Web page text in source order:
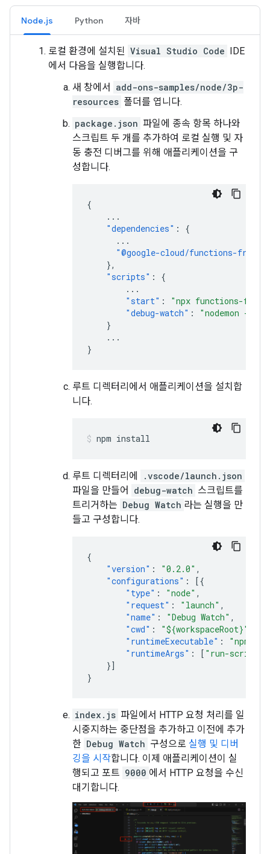
Node.js Python 자바
로컬 환경에 설치된 Visual Studio Code IDE
에서 다음을 실행합니다.
새 창에서
add-ons-samples/node/3p-
resources 폴더를 엽니다.
package.json 파일에 종속 항목 하나와
스크립트 두 개를 추가하여 로컬 실행 및 자
동 충전 디버그를 위해 애플리케이션을 구
성합니다.
{
...
"dependencies" :
{
...
"@google-cloud/functions-
},
"scripts" :
{
...
"start" :
"npx functions-
"debug-watch" :
"nodemon --
}
...
}
루트 디렉터리에서 애플리케이션을 설치합
니다.
npm install
루트 디렉터리에
.vscode/launch.json
파일을 만들어
debug-watch 스크립트를
트리거하는 Debug Watch 라는 실행을 만
들고 구성합니다.
{
"version" : "0.2.0" ,
"configurations" :
[{
"type" : "node" ,
"request" : "launch" ,
"name" : "Debug Watch" ,
"cwd" : "${workspaceRoot}"
"runtimeExecutable" : "npm"
"runtimeArgs" : [ "run-script"
}]
}
index.js 파일에서 HTTP 요청 처리를 일
시중지하는 중단점을 추가하고 이전에 추가
한 Debug Watch 구성으로 실행 및 디버
깅을 시작합니다. 이제 애플리케이션이 실
행되고 포트 9000 에서 HTTP 요청을 수신
대기합니다.